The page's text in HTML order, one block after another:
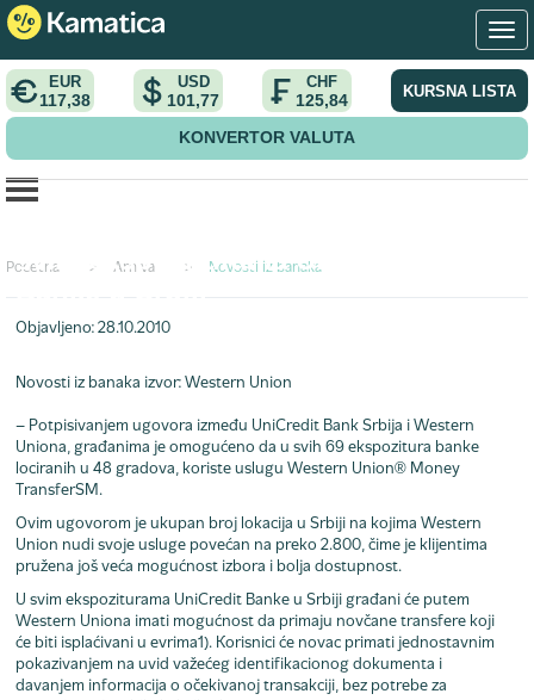
EUR
117,38
USD
101,77
CHF
125,84 KURSNA LISTA
KONVERTOR VALUTA
Početna > Arhiva > Novosti iz banaka
svim ekspoziturama UniCredit
Objavljeno: 28.10.2010
Novosti iz banaka izvor: Western Union
– Potpisivanjem ugovora između UniCredit Bank Srbija i Western
Uniona, građanima je omogućeno da u svih 69 ekspozitura banke
lociranih u 48 gradova, koriste uslugu Western Union® Money
TransferSM.
Ovim ugovorom je ukupan broj lokacija u Srbiji na kojima Western
Union nudi svoje usluge povećan na preko 2.800, čime je klijentima
pružena još veća mogućnost izbora i bolja dostupnost.
U svim ekspoziturama UniCredit Banke u Srbiji građani će putem
Western Uniona imati mogućnost da primaju novčane transfere koji
će biti isplaćivani u evrima1). Korisnici će novac primati jednostavnim
pokazivanjem na uvid važećeg identifikacionog dokumenta i
davanjem informacija o očekivanoj transakciji, bez potrebe za